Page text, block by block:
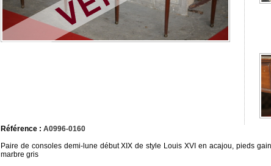
Référence : A0996-0160
Paire de consoles demi-lune début XIX de style Louis XVI en acajou, pieds
marbre gris